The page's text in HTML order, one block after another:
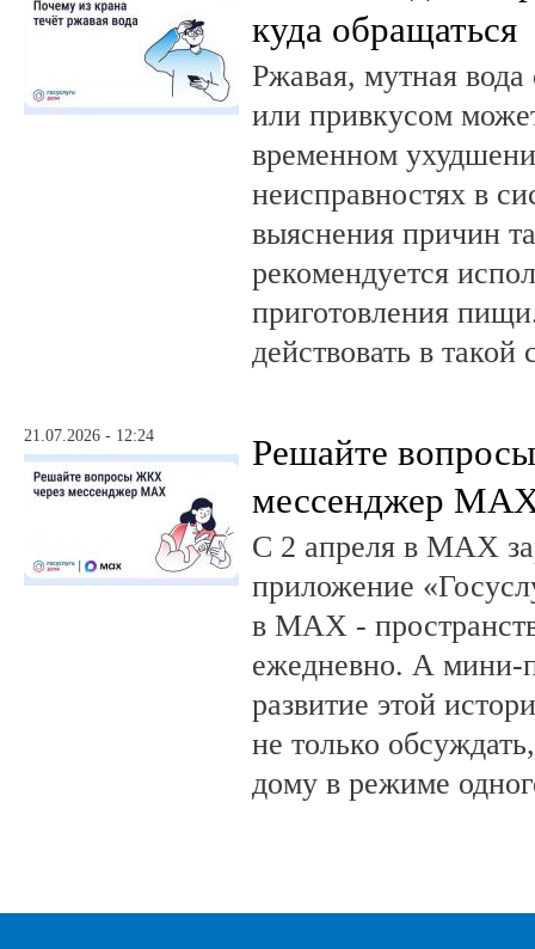
куда обращаться
Ржавая, мутная
или привкусом
временном
неисправностях в
выяснения причин
рекомендуется
приготовления
действовать в такой
21.07.2026 - 12:24
Решайте
мессенджер
С 2 апреля в MAX
приложение
в MAX -
ежедневно. А мини-
развитие этой
не только
дому в режиме